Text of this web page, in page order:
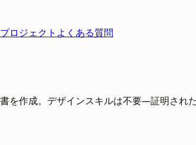
プロジェクト よくある質問
を作成。デザインスキルは不要—証明された